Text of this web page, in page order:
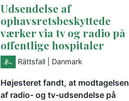
Udsendelse af
ophavsretsbeskyttede
værker via tv og radio på
offentlige hospitaler
Rättsfall | Danmark
Højesteret fandt, at modtagelsen
af radio- og tv-udsendelse på